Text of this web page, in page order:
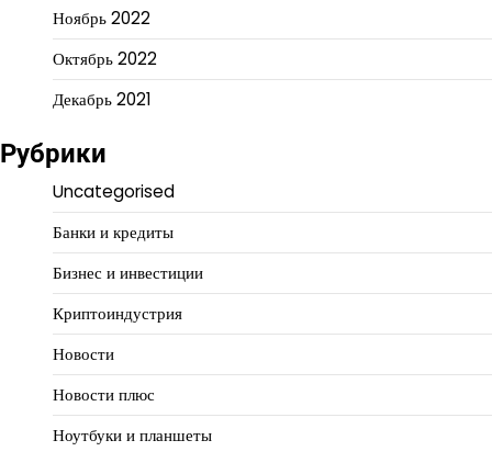
Ноябрь 2022
Октябрь 2022
Декабрь 2021
Рубрики
Uncategorised
Банки и кредиты
Бизнес и инвестиции
Криптоиндустрия
Новости
Новости плюс
Ноутбуки и планшеты